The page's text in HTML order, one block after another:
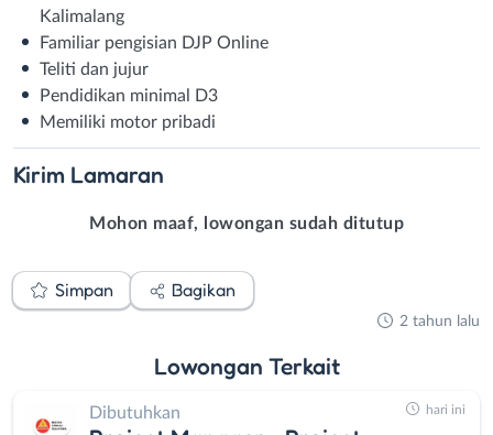
Kalimalang
Familiar pengisian DJP Online
Teliti dan jujur
Pendidikan minimal D3
Memiliki motor pribadi
Kirim Lamaran
Mohon maaf, lowongan sudah ditutup
Simpan Bagikan
2 tahun lalu
Lowongan Terkait
Dibutuhkan hari ini